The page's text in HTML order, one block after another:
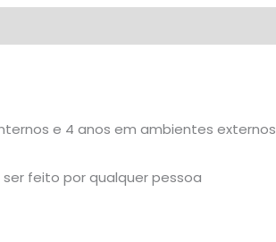
e 4 anos em ambientes externos
feito por qualquer pessoa